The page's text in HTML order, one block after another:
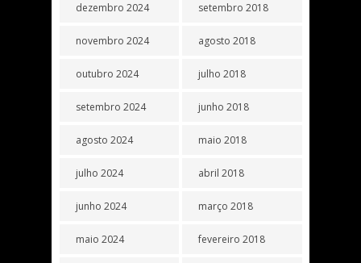
dezembro 2024
novembro 2024
outubro 2024
setembro 2024
agosto 2024
julho 2024
junho 2024
maio 2024
setembro 2018
agosto 2018
julho 2018
junho 2018
maio 2018
abril 2018
março 2018
fevereiro 2018